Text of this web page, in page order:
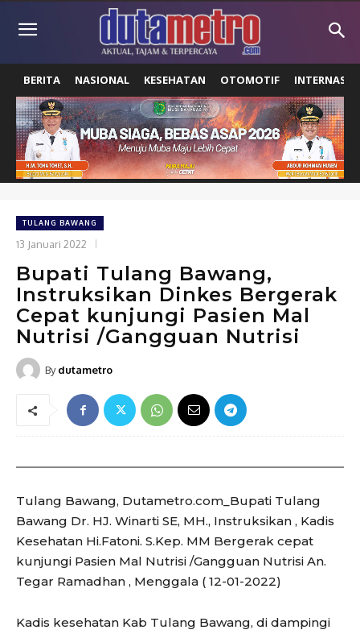
BERITA NASIONAL KESEHATAN OTOMOTIF
TULANG BAWANG
13 Januari 2022
Bupati Tulang Bawang,
Instruksikan Dinkes Bergerak
Cepat kunjungi Pasien Mal
Nutrisi /Gangguan Nutrisi
By dutametro
Tulang Bawang, Dutametro.com_Bupati Tulang
Bawang Dr. HJ. Winarti SE, MH., Instruksikan , Kadis
Kesehatan Hi.Fatoni. S.Kep. MM Bergerak cepat
kunjungi Pasien Mal Nutrisi /Gangguan Nutrisi An.
Tegar Ramadhan , Menggala ( 12-01-2022)
Kadis kesehatan Kab Tulang Bawang, di dampingi